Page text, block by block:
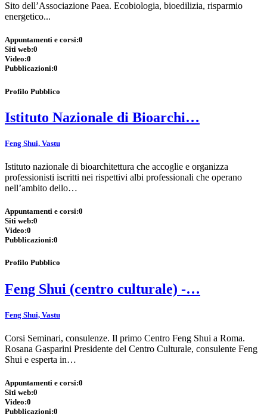
Sito dell’Associazione Paea. Ecobiologia, bioedilizia, risparmio
energetico...
Appuntamenti e corsi:0
Siti web:0
Video:0
Pubblicazioni:0
Profilo Pubblico
Istituto Nazionale di Bioarchi…
Feng Shui, Vastu
Istituto nazionale di bioarchitettura che accoglie e organizza
professionisti iscritti nei rispettivi albi professionali che operano
nell’ambito dello…
Appuntamenti e corsi:0
Siti web:0
Video:0
Pubblicazioni:0
Profilo Pubblico
Feng Shui (centro culturale) -…
Feng Shui, Vastu
Corsi Seminari, consulenze. Il primo Centro Feng Shui a Roma.
Rosana Gasparini Presidente del Centro Culturale, consulente Feng
Shui e esperta in…
Appuntamenti e corsi:0
Siti web:0
Video:0
Pubblicazioni:0